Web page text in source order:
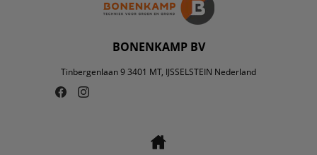
BONENKAMP BV
Tinbergenlaan 9 3401 MT, IJSSELSTEIN Nederland